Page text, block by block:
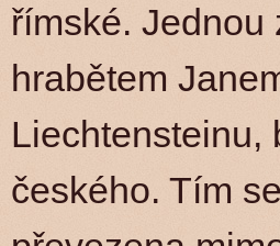
římské. Jednou
hrabětem
Liechtensteinu,
českého. Tím